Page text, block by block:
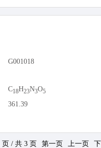
G001018
C18H23N3O5
361.39
页 / 共 3 页 第一页 上一页